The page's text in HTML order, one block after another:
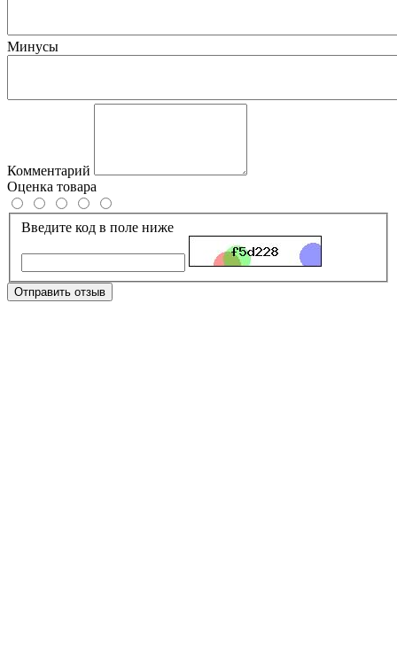
Минусы
Комментарий
Оценка товара
Введите код в поле ниже
Отправить отзыв